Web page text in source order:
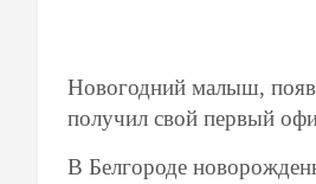
Новогодний малыш,
получил свой первый
В Белгороде